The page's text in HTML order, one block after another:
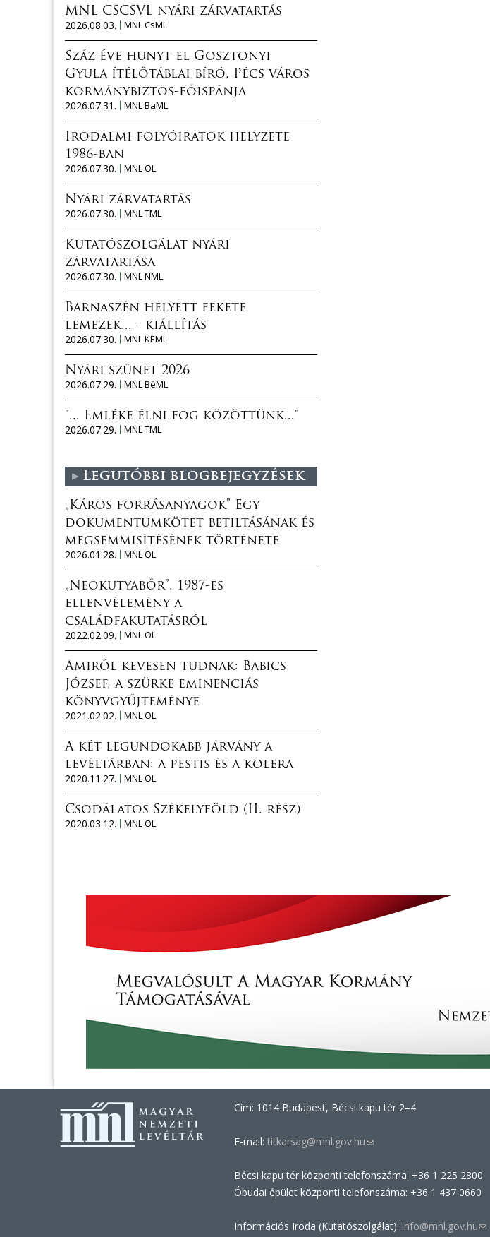
MNL CSCSVL nyári zárvatartás
2026.08.03.
MNL CsML
Száz éve hunyt el Gosztonyi
Gyula ítélőtáblai bíró, Pécs város
kormánybiztos-főispánja
2026.07.31.
MNL BaML
Irodalmi folyóiratok helyzete
1986-ban
2026.07.30.
MNL OL
Nyári zárvatartás
2026.07.30.
MNL TML
Kutatószolgálat nyári
zárvatartása
2026.07.30.
MNL NML
Barnaszén helyett fekete
lemezek... - kiállítás
2026.07.30.
MNL KEML
Nyári szünet 2026
2026.07.29.
MNL BéML
"... Emléke élni fog közöttünk..."
2026.07.29.
MNL TML
Legutóbbi blogbejegyzések
„Káros forrásanyagok” Egy
dokumentumkötet betiltásának és
megsemmisítésének története
2026.01.28.
MNL OL
„Neokutyabőr”. 1987-es
ellenvélemény a
családfakutatásról
2022.02.09.
MNL OL
Amiről kevesen tudnak: Babics
József, a szürke eminenciás
könyvgyűjteménye
2021.02.02.
MNL OL
A két legundokabb járvány a
levéltárban: a pestis és a kolera
2020.11.27.
MNL OL
Csodálatos Székelyföld (II. rész)
2020.03.12.
MNL OL
Cím: 1014 Budapest, Bécsi kapu tér 2–4.
E-mail: titkarsag@mnl.gov.hu(link
e-
mail)
Bécsi kapu tér központi telefonszáma: +36 1 225 2800
Óbudai épület központi telefonszáma: +36 1 437 0660
Információs Iroda (Kutatószolgálat): info@mnl.gov.hu(link